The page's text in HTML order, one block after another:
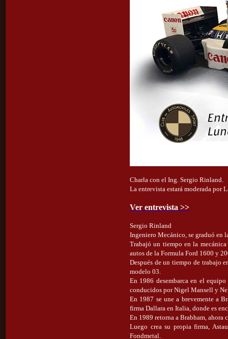
Charla con el Ing. Sergio Rinland.
La entrevista estará moderada por
Ver entrevista >>
Sergio Rinland
Ingeniero Mecánico, se graduó en
Trabajó un tiempo en la
autos de la Formula Ford 1600 y
Después de un tiempo de trabajo
modelo 03.
En 1986 desembarca en el
conducidos por Nigel Mansell y
En 1987 se une a brevemente a
firma Dallara en Italia, donde es
En 1989 retorna a Brabham,
Luego crea su propia firma,
Fondmetal.